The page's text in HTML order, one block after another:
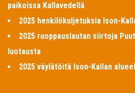
paikoissa Kallavedellä
2025 henkilökuljetuksia Ison-
2025 ruoppauslautan siirtoja
luotausta
2025 väylätöitä Ison-Kallan